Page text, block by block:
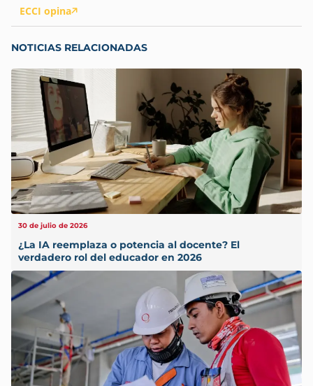
ECCI opina
NOTICIAS RELACIONADAS
30 de julio de 2026
¿La IA reemplaza o potencia al docente? El
verdadero rol del educador en 2026